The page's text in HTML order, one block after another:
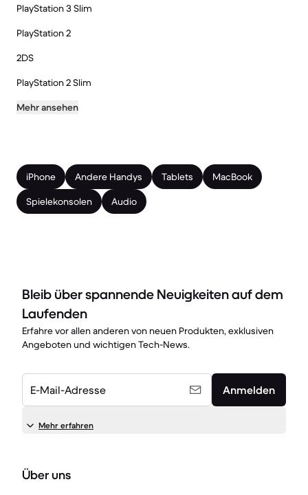
PlayStation 3 Slim
PlayStation 2
2DS
PlayStation 2 Slim
Mehr ansehen
iPhone Andere Handys Tablets
MacBook
Spielekonsolen
Audio
Bleib über spannende Neuigkeiten auf dem
Laufenden
Erfahre vor allen anderen von neuen Produkten, exklusiven
Angeboten und wichtigen Tech-News.
E-Mail-Adresse Anmelden
Mehr erfahren
Über uns